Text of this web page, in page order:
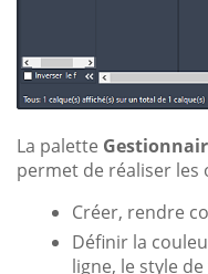
La palette
permet de réaliser les
Créer, rendre
Définir la
ligne, le style